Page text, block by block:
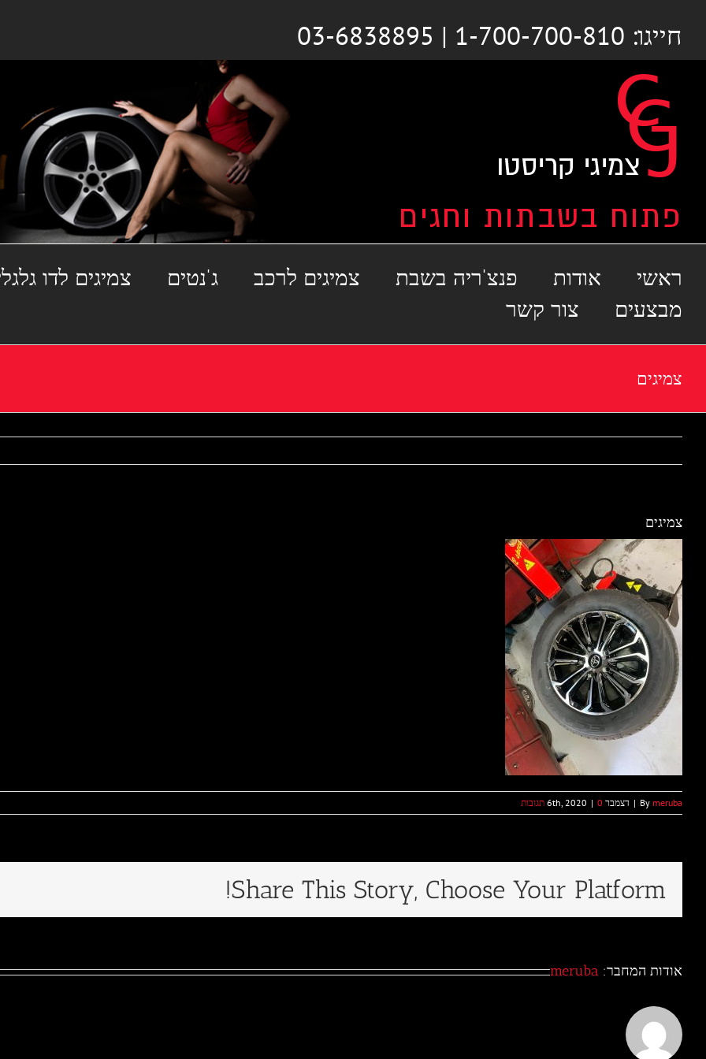
לתוכןחייגו: 1-700-700-810 | 03-6838895
ראשי אודות פנצ'ריה בשבת צמיגים לרכב ג'נטים צמיגים לדו
מבצעים
צור קשר
צמיגים
צמיגים
By meruba
| דצמבר 6th, 2020 | 0 תגובות
Share This Story, Choose Your Platform!
אודות המחבר: meruba